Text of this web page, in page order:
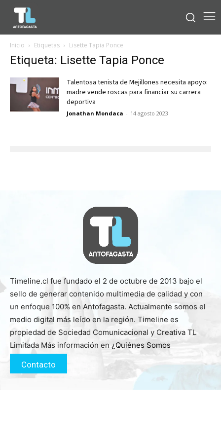
Inicio Etiquetas Lisette Tapia Ponce
Etiqueta: Lisette Tapia Ponce
Talentosa tenista de Mejillones necesita apoyo:
madre vende roscas para financiar su carrera
deportiva
Jonathan Mondaca - 14 agosto 2023
Timeline.cl fue fundado el 2 de octubre de 2013 bajo el
sello de generar contenido multimedia de calidad y con
un enfoque 100% en Antofagasta. Actualmente somos el
medio digital más leído en la región. Timeline es
propiedad de Sociedad Comunicacional y Creativa TL
Limitada Más información en ¿Quiénes Somos
Contacto